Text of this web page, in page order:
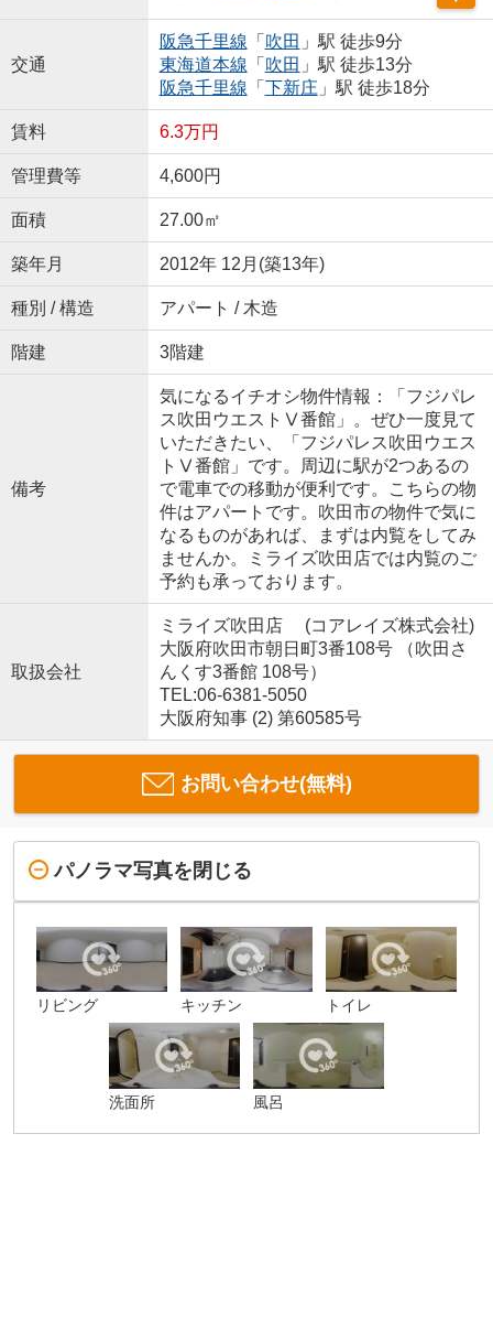
交通
阪急千里線 「 吹田 」駅 徒歩9分
東海道本線 「 吹田 」駅 徒歩13分
阪急千里線 「 下新庄 」駅 徒歩18分
賃料 6.3万円
管理費等 4,600円
面積 27.00㎡
築年月 2012年 12月(築13年)
種別 / 構造 アパート / 木造
階建 3階建
備考
気になるイチオシ物件情報：「フジパレ
ス吹田ウエストⅤ番館」。ぜひ一度見て
いただきたい、「フジパレス吹田ウエス
トⅤ番館」です。周辺に駅が2つあるの
で電車での移動が便利です。こちらの物
件はアパートです。吹田市の物件で気に
なるものがあれば、まずは内覧をしてみ
ませんか。ミライズ吹田店では内覧のご
予約も承っております。
取扱会社
ミライズ吹田店 (コアレイズ株式会社)
大阪府吹田市朝日町3番108号 （吹田さ
んくす3番館 108号）
TEL:06-6381-5050
大阪府知事 (2) 第60585号
お問い合わせ(無料)
パノラマ写真を閉じる
リビング キッチン トイレ
洗面所 風呂